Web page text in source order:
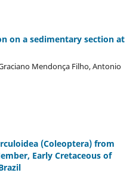
on a sedimentary section at
Mendonça Filho, Antonio
(Coleoptera) from
Early Cretaceous of